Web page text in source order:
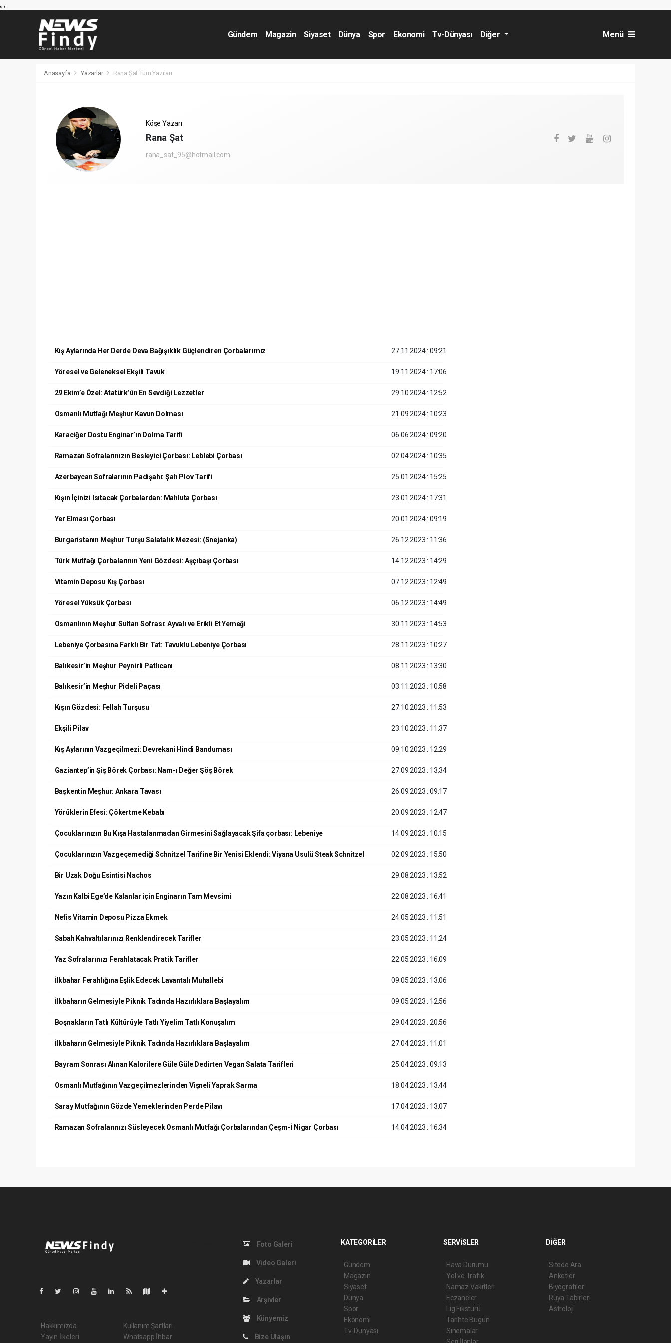
,,,
Gündem Magazin Siyaset Dünya Spor Ekonomi Tv-Dünyası Diğer Menü
Anasayfa Yazarlar Rana Şat Tüm Yazıları
Köşe Yazarı
Rana Şat
rana_sat_95@hotmail.com
Kış Aylarında Her Derde Deva Bağışıklık Güçlendiren Çorbalarımız 27.11.2024 : 09:21
Yöresel ve Geleneksel Ekşili Tavuk 19.11.2024 : 17:06
29 Ekim’e Özel: Atatürk’ün En Sevdiği Lezzetler 29.10.2024 : 12:52
Osmanlı Mutfağı Meşhur Kavun Dolması 21.09.2024 : 10:23
Karaciğer Dostu Enginar’ın Dolma Tarifi 06.06.2024 : 09:20
Ramazan Sofralarınızın Besleyici Çorbası: Leblebi Çorbası 02.04.2024 : 10:35
Azerbaycan Sofralarının Padişahı: Şah Plov Tarifi 25.01.2024 : 15:25
Kışın İçinizi Isıtacak Çorbalardan: Mahluta Çorbası 23.01.2024 : 17:31
Yer Elması Çorbası 20.01.2024 : 09:19
Burgaristanın Meşhur Turşu Salatalık Mezesi: (Snejanka) 26.12.2023 : 11:36
Türk Mutfağı Çorbalarının Yeni Gözdesi: Aşçıbaşı Çorbası 14.12.2023 : 14:29
Vitamin Deposu Kış Çorbası 07.12.2023 : 12:49
Yöresel Yüksük Çorbası 06.12.2023 : 14:49
Osmanlının Meşhur Sultan Sofrası: Ayvalı ve Erikli Et Yemeği 30.11.2023 : 14:53
Lebeniye Çorbasına Farklı Bir Tat: Tavuklu Lebeniye Çorbası 28.11.2023 : 10:27
Balıkesir’in Meşhur Peynirli Patlıcanı 08.11.2023 : 13:30
Balıkesir’in Meşhur Pideli Paçası 03.11.2023 : 10:58
Kışın Gözdesi: Fellah Turşusu 27.10.2023 : 11:53
Ekşili Pilav 23.10.2023 : 11:37
Kış Aylarının Vazgeçilmezi: Devrekani Hindi Banduması 09.10.2023 : 12:29
Gaziantep’in Şiş Börek Çorbası: Nam-ı Değer Şöş Börek 27.09.2023 : 13:34
Başkentin Meşhur: Ankara Tavası 26.09.2023 : 09:17
Yörüklerin Efesi: Çökertme Kebabı 20.09.2023 : 12:47
Çocuklarınızın Bu Kışa Hastalanmadan Girmesini Sağlayacak Şifa çorbası: Lebeniye 14.09.2023 : 10:15
Çocuklarınızın Vazgeçemediği Schnitzel Tarifine Bir Yenisi Eklendi: Viyana Usulü Steak Schnitzel 02.09.2023 : 15:50
Bir Uzak Doğu Esintisi Nachos 29.08.2023 : 13:52
Yazın Kalbi Ege’de Kalanlar için Enginarın Tam Mevsimi 22.08.2023 : 16:41
Nefis Vitamin Deposu Pizza Ekmek 24.05.2023 : 11:51
Sabah Kahvaltılarınızı Renklendirecek Tarifler 23.05.2023 : 11:24
Yaz Sofralarınızı Ferahlatacak Pratik Tarifler 22.05.2023 : 16:09
İlkbahar Ferahlığına Eşlik Edecek Lavantalı Muhallebi 09.05.2023 : 13:06
İlkbaharın Gelmesiyle Piknik Tadında Hazırlıklara Başlayalım 09.05.2023 : 12:56
Boşnakların Tatlı Kültürüyle Tatlı Yiyelim Tatlı Konuşalım 29.04.2023 : 20:56
İlkbaharın Gelmesiyle Piknik Tadında Hazırlıklara Başlayalım 27.04.2023 : 11:01
Bayram Sonrası Alınan Kalorilere Güle Güle Dedirten Vegan Salata Tarifleri 25.04.2023 : 09:13
Osmanlı Mutfağının Vazgeçilmezlerinden Vişneli Yaprak Sarma 18.04.2023 : 13:44
Saray Mutfağının Gözde Yemeklerinden Perde Pilavı 17.04.2023 : 13:07
Ramazan Sofralarınızı Süsleyecek Osmanlı Mutfağı Çorbalarından Çeşm-İ Nigar Çorbası 14.04.2023 : 16:34
Hakkımızda
Yayın İlkeleri
Kullanım Şartları
Whatsapp İhbar
Foto Galeri
Video Galeri
Yazarlar
Arşivler
Künyemiz
Bize Ulaşın
KATEGORİLER
Gündem
Magazin
Siyaset
Dünya
Spor
Ekonomi
Tv-Dünyası
SERVİSLER
Hava Durumu
Yol ve Trafik
Namaz Vakitleri
Eczaneler
Lig Fikstürü
Tarihte Bugün
Sinemalar
DİĞER
Sitede Ara
Anketler
Biyografiler
Rüya Tabirleri
Astroloji